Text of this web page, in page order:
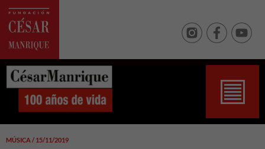
MÚSICA / 15/11/2019